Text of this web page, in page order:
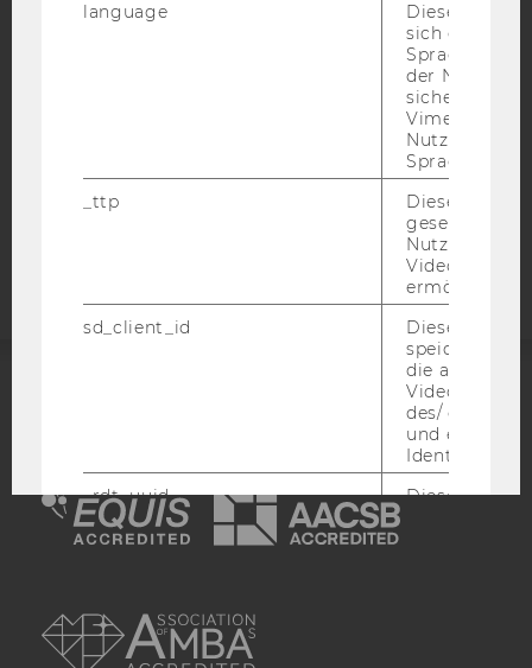
DATENSCHUTZERKLÄRUNG
DATENSCHUTZERKLÄRUNG SOCIAL MEDIA
STUDIENBEWERBER*INNEN UND STUDIERENDE
Barrierefreiheitserklärung
language
Dieses
sich die
der
Vimeo in der
Nutzer
Sprache
_ttp
Dieser
gesetzt, um
Nutzung des
Videoplayers
ermöglichen
sd_client_id
Dieses Cookie
speichert
die aktuellen
des/ der
und einen
_rdt_uuid
Dieses